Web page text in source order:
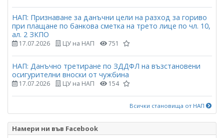
НАП: Признаване за данъчни цели на разход за гориво
при плащане по банкова сметка на трето лице по чл. 10,
ал. 2 ЗКПО
17.07.2026 ЦУ на НАП 751
НАП: Данъчно третиране по ЗДДФЛ на възстановени
осигурителни вноски от чужбина
17.07.2026 ЦУ на НАП 154
Всички становища от НАП
Намери ни във Facebook